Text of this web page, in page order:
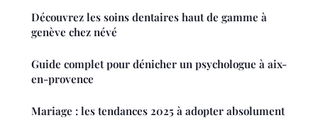
Découvrez les soins dentaires haut de gamme à
genève chez névé
Guide complet pour dénicher un psychologue à aix-
en-provence
Mariage : les tendances 2025 à adopter absolument